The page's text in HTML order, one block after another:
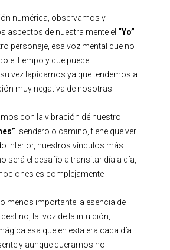
numérica, observamos y
aspectos de nuestra mente el “Yo”
personaje, esa voz mental que no
el tiempo y que puede
vez lapidarnos ya que tendemos a
muy negativa de nosotras
con la vibración dé nuestro
sendero o camino, tiene que ver
interior, nuestros vínculos más
será el desafío a transitar día a día,
es complejamente
menos importante la esencia de
destino, la voz de la intuición,
esa que en esta era cada día
y aunque queramos no